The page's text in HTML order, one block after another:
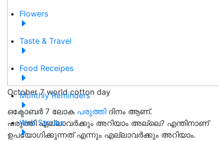
Flowers
Taste & Travel
Food Receipes
Monthly Reminders
Web Stories
October 7 world cotton day
ഒക്ടോബർ 7 ലോക പരുത്തിദിനം ആണ്.
പരുത്തി എല്ലാവർക്കും അറിയാം അല്ലെ? എന്തിനാണ്
ഉപയോഗിക്കുന്നത് എന്നും എല്ലാവർക്കും അറിയാം.